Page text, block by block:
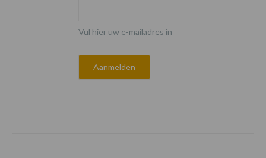
Vul hier uw e-mailadres in